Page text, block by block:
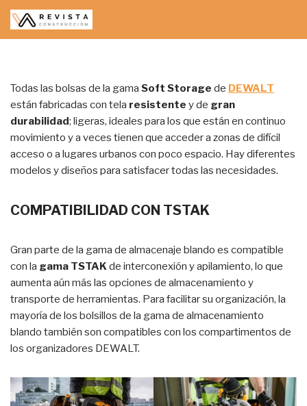
Saltar
Todas las bolsas de la gama Soft Storage de DEWALT
están fabricadas con tela resistente y de gran
durabilidad; ligeras, ideales para los que están en continuo
movimiento y a veces tienen que acceder a zonas de difícil
acceso o a lugares urbanos con poco espacio. Hay diferentes
modelos y diseños para satisfacer todas las necesidades.
COMPATIBILIDAD CON TSTAK
Gran parte de la gama de almacenaje blando es compatible
con la gama TSTAKde interconexión y apilamiento, lo que
aumenta aún más las opciones de almacenamiento y
transporte de herramientas. Para facilitar su organización, la
mayoría de los bolsillos de la gama de almacenamiento
blando también son compatibles con los compartimentos de
los organizadores DEWALT.